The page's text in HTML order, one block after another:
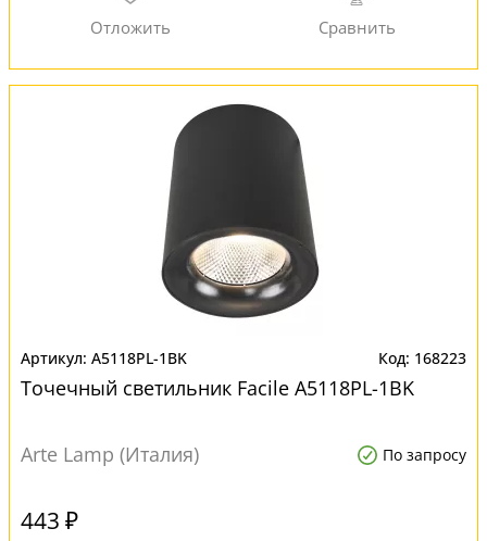
A5118PL-1BK 168223
Точечный светильник Facile A5118PL-1BK
Arte Lamp (Италия) По запросу
443 ₽